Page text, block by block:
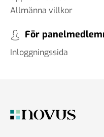
Allmänna villkor
För
Inloggningssida